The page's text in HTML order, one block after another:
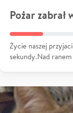
Pożar
Życie naszej
sekundy.Nad